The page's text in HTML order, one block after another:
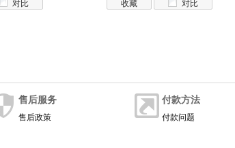
对比 收藏 对比
售后服务
售后政策
付款方法
付款问题